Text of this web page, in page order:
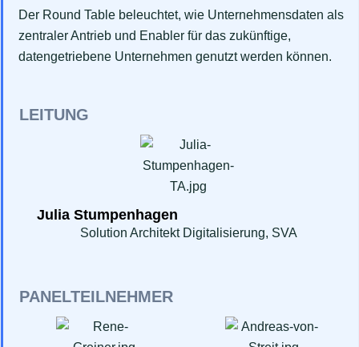
Der Round Table beleuchtet, wie Unternehmensdaten als
zentraler Antrieb und Enabler für das zukünftige,
datengetriebene Unternehmen genutzt werden können.
LEITUNG
Julia Stumpenhagen
Solution Architekt Digitalisierung, SVA
PANELTEILNEHMER